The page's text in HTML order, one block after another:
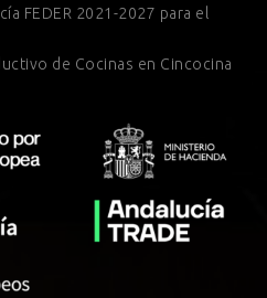
FEDER 2021-2027 para el
de Cocinas en Cincocina